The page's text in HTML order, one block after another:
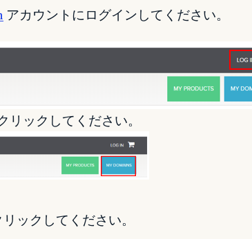
アカウントにログインしてください。
ックしてください。
ックしてください。